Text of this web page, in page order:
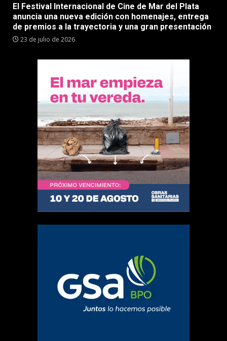
El Festival Internacional de Cine de Mar del Plata
anuncia una nueva edición con homenajes, entrega
de premios a la trayectoria y una gran presentación
23 de julio de 2026